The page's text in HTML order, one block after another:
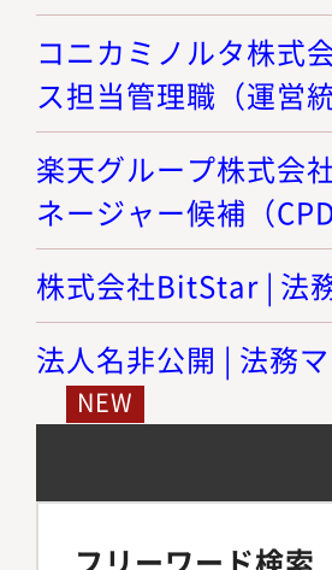
コニカミノルタ株式
ス担当管理職（運営
楽天グループ株式会
ネージャー候補（
株式会社BitStar | 法
法人名非公開 | 法務
フリーワード検索